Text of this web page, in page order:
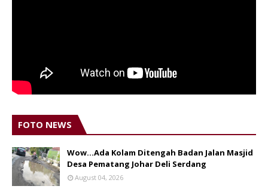
FOTO NEWS
Wow...Ada Kolam Ditengah Badan Jalan Masjid
Desa Pematang Johar Deli Serdang
August 04, 2026